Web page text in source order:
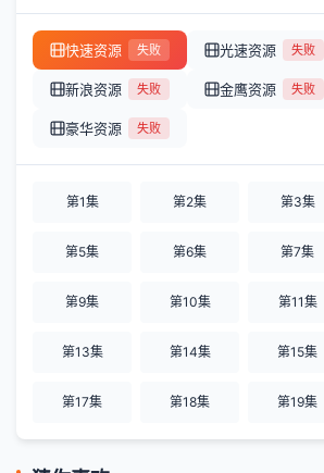
快速资源 失败 光速资源 失败
新浪资源 失败 金鹰资源 失败
豪华资源 失败
第1集 第2集 第3集
第5集 第6集 第7集
第9集 第10集 第11集
第13集 第14集 第15集
第17集 第18集 第19集